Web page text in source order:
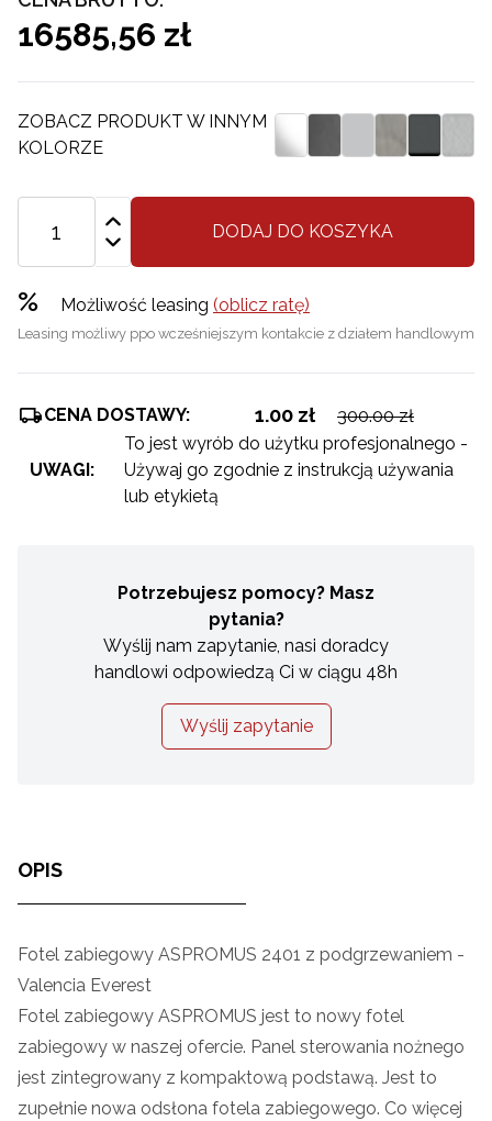
16585,56 zł
ZOBACZ PRODUKT W INNYM
KOLORZE
DODAJ DO KOSZYKA
% Możliwość leasing (oblicz ratę)
Leasing możliwy ppo wcześniejszym kontakcie z działem handlowym
CENA DOSTAWY: 1.00 zł 300.00 zł
UWAGI:
To jest wyrób do użytku profesjonalnego -
Używaj go zgodnie z instrukcją używania
lub etykietą
Potrzebujesz pomocy? Masz
pytania?
Wyślij nam zapytanie, nasi doradcy
handlowi odpowiedzą Ci w ciągu 48h
Wyślij zapytanie
OPIS
Fotel zabiegowy ASPROMUS 2401 z podgrzewaniem -
Valencia Everest
Fotel zabiegowy ASPROMUS jest to nowy fotel
zabiegowy w naszej ofercie. Panel sterowania nożnego
jest zintegrowany z kompaktową podstawą. Jest to
zupełnie nowa odsłona fotela zabiegowego. Co więcej